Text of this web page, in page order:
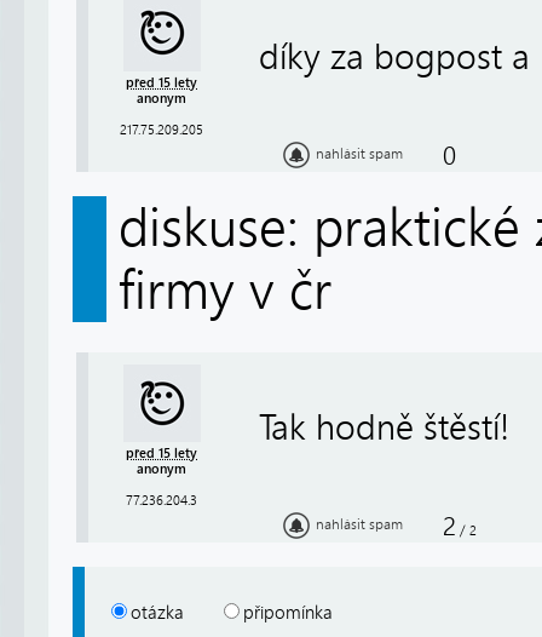
před 15 lety
anonym
217.75.209.205
díky za bogpost a
nahlásit spam 0
diskuse:
firmy v čr
před 15 lety
anonym
77.236.204.3
Tak hodně štěstí!
nahlásit spam 2 / 2
otázka
připomínka